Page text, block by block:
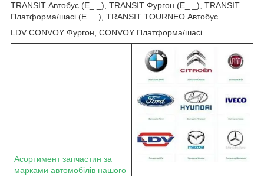
TRANSIT Автобус (E_ _), TRANSIT Фургон (E_ _), TRANSIT
Платформа/шасі (E_ _), TRANSIT TOURNEO Автобус
LDV CONVOY Фургон, CONVOY Платформа/шасі
Асортимент запчастин за
марками автомобілів нашого